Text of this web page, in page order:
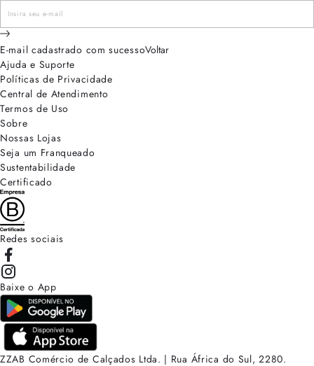
E-mail cadastrado com sucessoVoltar
Ajuda e Suporte
Políticas de Privacidade
Central de Atendimento
Termos de Uso
Sobre
Nossas Lojas
Seja um Franqueado
Sustentabilidade
Certificado
Redes sociais
Baixe o App
ZZAB Comércio de Calçados Ltda. | Rua África do Sul, 2280.